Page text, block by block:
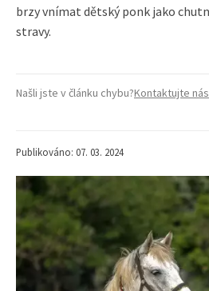
brzy vnímat dětský ponk jako
stravy.
Našli jste v článku chybu?Kontaktujte nás
Publikováno: 07. 03. 2024